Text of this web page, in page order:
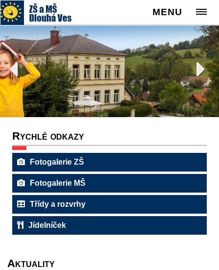
MENU
Rychlé odkazy
Fotogalerie ZŠ
Fotogalerie MŠ
Třídy a rozvrhy
Jídelníček
Aktuality